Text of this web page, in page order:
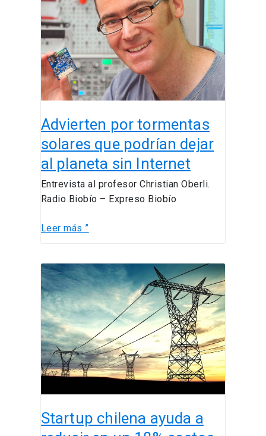
Advierten por tormentas
solares que podrían dejar
al planeta sin Internet
Entrevista al profesor Christian Oberli.
Radio Biobío – Expreso Biobío
tormentas
solares
que
podrían
dejar
al
planeta
Internet
Leer más ”
Startup chilena ayuda a
Startup
chilena
ayuda
a
reducir
en
un
18%
de